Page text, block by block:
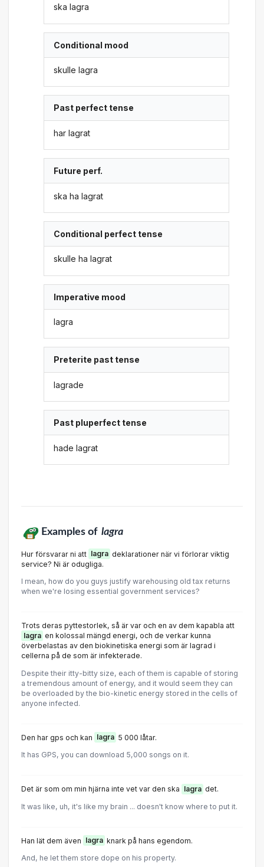
ska lagra
Conditional mood
skulle lagra
Past perfect tense
har lagrat
Future perf.
ska ha lagrat
Conditional perfect tense
skulle ha lagrat
Imperative mood
lagra
Preterite past tense
lagrade
Past pluperfect tense
hade lagrat
Examples of lagra
Hur försvarar ni att lagra deklarationer när vi förlorar viktig
service? Ni är odugliga.
I mean, how do you guys justify warehousing old tax returns
when we're losing essential government services?
Trots deras pyttestorlek, så är var och en av dem kapabla att
lagra en kolossal mängd energi, och de verkar kunna
överbelastas av den biokinetiska energi som är lagrad i
cellerna på de som är infekterade.
Despite their itty-bitty size, each of them is capable of storing
a tremendous amount of energy, and it would seem they can
be overloaded by the bio-kinetic energy stored in the cells of
anyone infected.
Den har gps och kan lagra 5 000 låtar.
It has GPS, you can download 5,000 songs on it.
Det är som om min hjärna inte vet var den ska lagra det.
It was like, uh, it's like my brain ... doesn't know where to put it.
Han lät dem även lagra knark på hans egendom.
And, he let them store dope on his property.